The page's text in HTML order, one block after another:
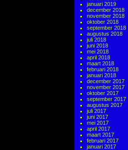
januari 2019
december 2018
november 2018
oktober 2018
september 2018
augustus 2018
juli 2018
juni 2018
mei 2018
april 2018
maart 2018
februari 2018
januari 2018
december 2017
november 2017
oktober 2017
september 2017
augustus 2017
juli 2017
juni 2017
mei 2017
april 2017
maart 2017
februari 2017
januari 2017